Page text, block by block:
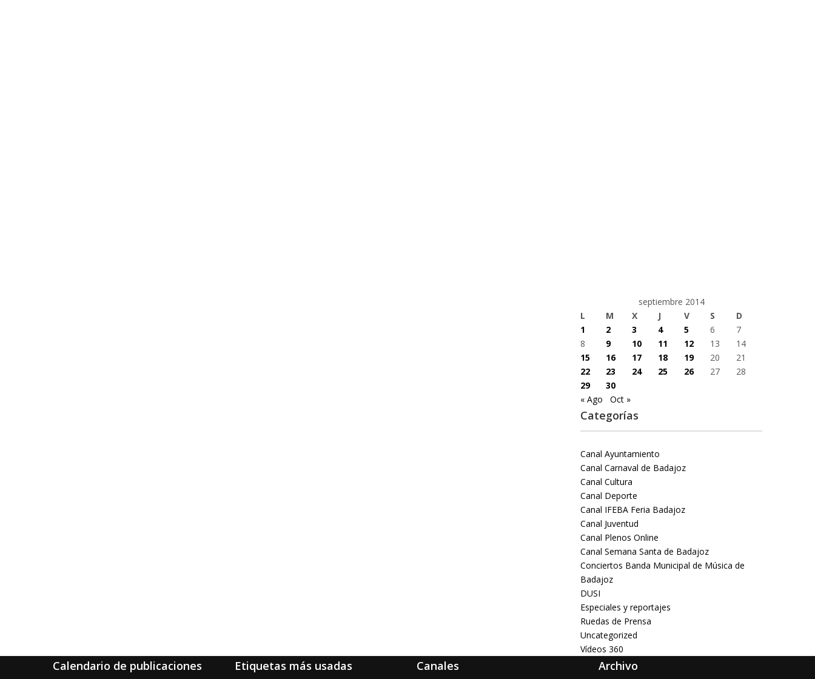
septiembre 2014
L
M X J V S
D
1
2 3 4 5 6
7
8
9 10 11 12 13
14
15
16 17 18 19 20
21
22
23 24 25 26 27
28
29
30
« Ago
Oct »
Categorías
Canal Ayuntamiento
Canal Carnaval de Badajoz
Canal Cultura
Canal Deporte
Canal IFEBA Feria Badajoz
Canal Juventud
Canal Plenos Online
Canal Semana Santa de Badajoz
Conciertos Banda Municipal de Música de
Badajoz
DUSI
Especiales y reportajes
Ruedas de Prensa
Uncategorized
Vídeos 360
Calendario de publicaciones Etiquetas más usadas Canales Archivo